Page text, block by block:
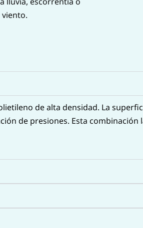
viento.
de alta densidad. La
de presiones. Esta combinación